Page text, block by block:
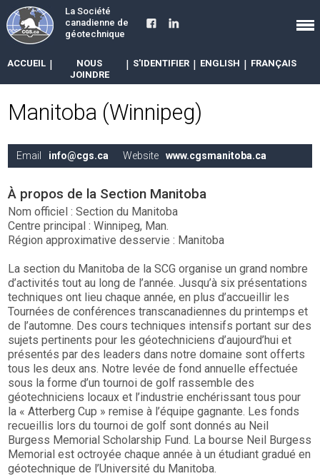
La Société
canadienne de
géotechnique
ACCUEIL |
NOUS
JOINDRE
| S'IDENTIFIER | ENGLISH | FRANÇAIS
Manitoba (Winnipeg)
Email info@cgs.ca Website www.cgsmanitoba.ca
À propos de la Section Manitoba
Nom officiel : Section du Manitoba
Centre principal : Winnipeg, Man.
Région approximative desservie : Manitoba
La section du Manitoba de la SCG organise un grand nombre
d’activités tout au long de l’année. Jusqu’à six présentations
techniques ont lieu chaque année, en plus d’accueillir les
Tournées de conférences transcanadiennes du printemps et
de l’automne. Des cours techniques intensifs portant sur des
sujets pertinents pour les géotechniciens d’aujourd’hui et
présentés par des leaders dans notre domaine sont offerts
tous les deux ans. Notre levée de fond annuelle effectuée
sous la forme d’un tournoi de golf rassemble des
géotechniciens locaux et l’industrie enchérissant tous pour
la « Atterberg Cup » remise à l’équipe gagnante. Les fonds
recueillis lors du tournoi de golf sont donnés au Neil
Burgess Memorial Scholarship Fund. La bourse Neil Burgess
Memorial est octroyée chaque année à un étudiant gradué en
géotechnique de l’Université du Manitoba.